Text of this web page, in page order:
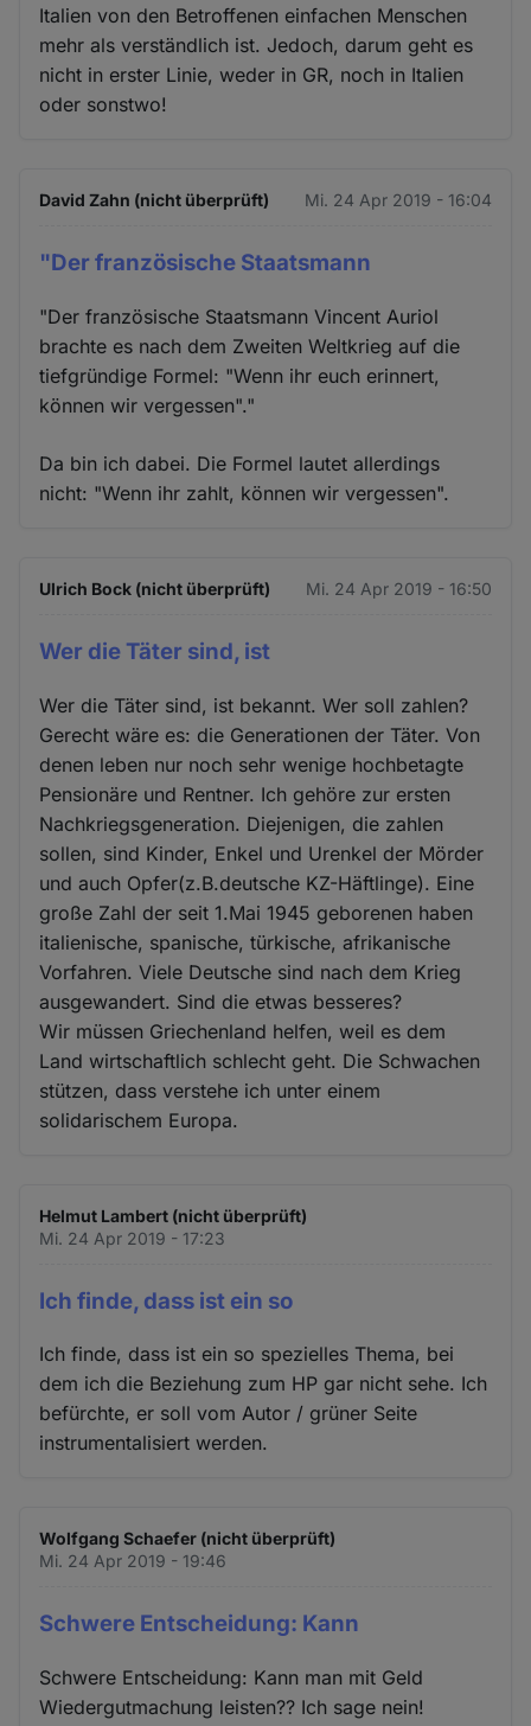
Italien von den Betroffenen einfachen Menschen
mehr als verständlich ist. Jedoch, darum geht es
nicht in erster Linie, weder in GR, noch in Italien
oder sonstwo!
David Zahn (nicht überprüft) Mi. 24 Apr 2019 - 16:04
"Der französische Staatsmann
"Der französische Staatsmann Vincent Auriol
brachte es nach dem Zweiten Weltkrieg auf die
tiefgründige Formel: "Wenn ihr euch erinnert,
können wir vergessen"."
Da bin ich dabei. Die Formel lautet allerdings
nicht: "Wenn ihr zahlt, können wir vergessen".
Ulrich Bock (nicht überprüft) Mi. 24 Apr 2019 - 16:50
Wer die Täter sind, ist
Wer die Täter sind, ist bekannt. Wer soll zahlen?
Gerecht wäre es: die Generationen der Täter. Von
denen leben nur noch sehr wenige hochbetagte
Pensionäre und Rentner. Ich gehöre zur ersten
Nachkriegsgeneration. Diejenigen, die zahlen
sollen, sind Kinder, Enkel und Urenkel der Mörder
und auch Opfer(z.B.deutsche KZ-Häftlinge). Eine
große Zahl der seit 1.Mai 1945 geborenen haben
italienische, spanische, türkische, afrikanische
Vorfahren. Viele Deutsche sind nach dem Krieg
ausgewandert. Sind die etwas besseres?
Wir müssen Griechenland helfen, weil es dem
Land wirtschaftlich schlecht geht. Die Schwachen
stützen, dass verstehe ich unter einem
solidarischem Europa.
Helmut Lambert (nicht überprüft)
Mi. 24 Apr 2019 - 17:23
Ich finde, dass ist ein so
Ich finde, dass ist ein so spezielles Thema, bei
dem ich die Beziehung zum HP gar nicht sehe. Ich
befürchte, er soll vom Autor / grüner Seite
instrumentalisiert werden.
Wolfgang Schaefer (nicht überprüft)
Mi. 24 Apr 2019 - 19:46
Schwere Entscheidung: Kann
Schwere Entscheidung: Kann man mit Geld
Wiedergutmachung leisten?? Ich sage nein!